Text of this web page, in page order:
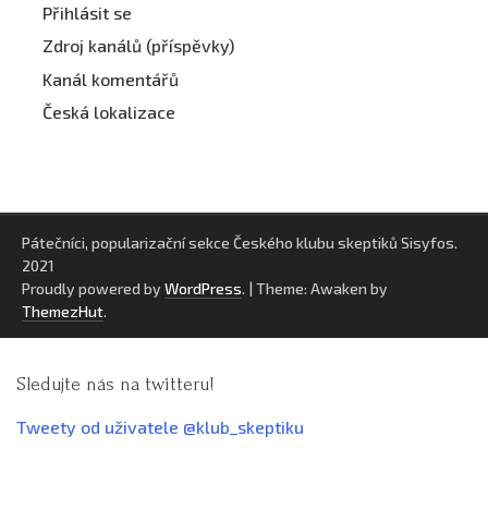
Přihlásit se
Zdroj kanálů (příspěvky)
Kanál komentářů
Česká lokalizace
Pátečníci, popularizační sekce Českého klubu skeptiků Sisyfos.
2021
Proudly powered by WordPress. | Theme: Awaken by
ThemezHut.
Sledujte nás na twitteru!
Tweety od uživatele @klub_skeptiku